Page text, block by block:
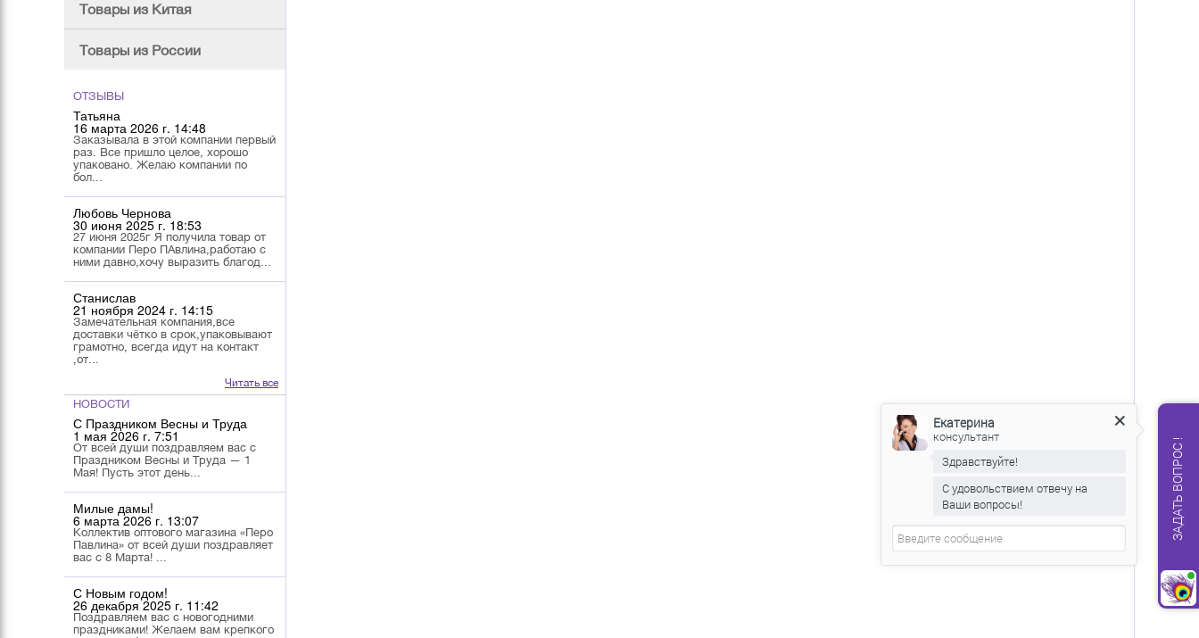
Товары из Китая
Товары из России
ОТЗЫВЫ
Татьяна
16 марта 2026 г. 14:48
Заказывала в этой компании первый
раз. Все пришло целое, хорошо
упаковано. Желаю компании по
бол...
Любовь Чернова
30 июня 2025 г. 18:53
27 июня 2025г Я получила товар от
компании Перо ПАвлина,работаю с
ними давно,хочу выразить благод...
Станислав
21 ноября 2024 г. 14:15
Замечательная компания,все
доставки чётко в срок,упаковывают
грамотно, всегда идут на контакт
,от...
Читать все
НОВОСТИ
С Праздником Весны и Труда
1 мая 2026 г. 7:51
От всей души поздравляем вас с
Праздником Весны и Труда — 1
Мая! Пусть этот день...
Милые дамы!
6 марта 2026 г. 13:07
Коллектив оптового магазина «Перо
Павлина» от всей души поздравляет
вас с 8 Марта! ...
С Новым годом!
26 декабря 2025 г. 11:42
Поздравляем вас с новогодними
праздниками! Желаем вам крепкого
ЗАДАТЬ ВОПРОС !
Екатерина
консультант
Здравствуйте!
С удовольствием отвечу на
Ваши вопросы!